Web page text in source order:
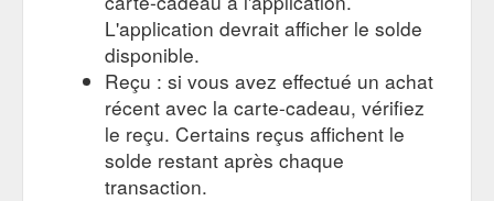
L'application devrait afficher le solde
disponible.
Reçu : si vous avez effectué un achat
récent avec la carte-cadeau, vérifiez
le reçu. Certains reçus affichent le
solde restant après chaque
transaction.